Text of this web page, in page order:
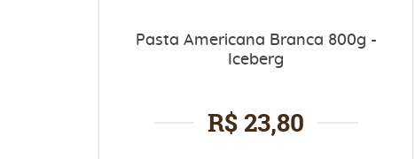
Pasta Americana Branca 800g -
Iceberg
R$ 23,80